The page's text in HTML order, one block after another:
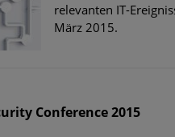
relevanten IT-
März 2015.
Conference 2015